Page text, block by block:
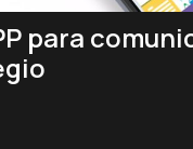
para